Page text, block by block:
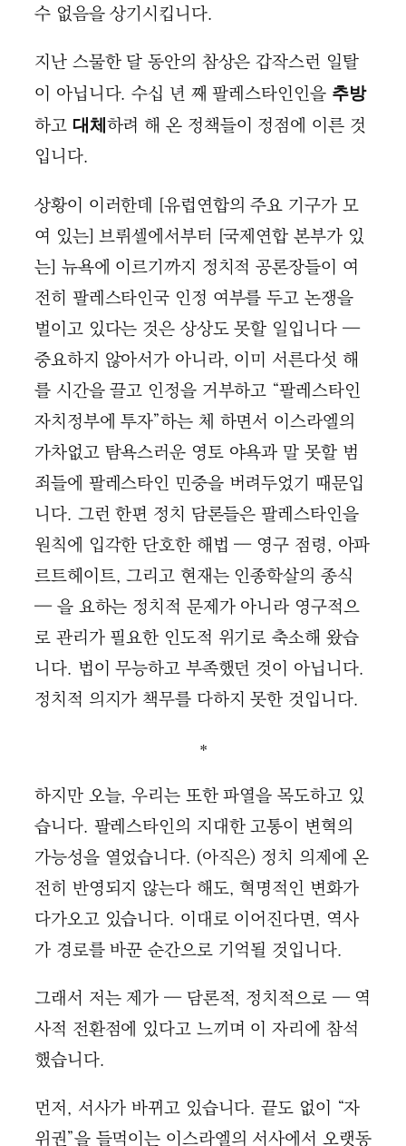
수 없음을 상기시킵니다.
지난 스물한 달 동안의 참상은 갑작스런 일탈
이 아닙니다. 수십 년 째 팔레스타인인을 추방
하고 대체 하려 해 온 정책들이 정점에 이른 것
입니다.
상황이 이러한데 [유럽연합의 주요 기구가 모
여 있는] 브뤼셀에서부터 [국제연합 본부가 있
는] 뉴욕에 이르기까지 정치적 공론장들이 여
전히 팔레스타인국 인정 여부를 두고 논쟁을
벌이고 있다는 것은 상상도 못할 일입니다 —
중요하지 않아서가 아니라, 이미 서른다섯 해
를 시간을 끌고 인정을 거부하고 “팔레스타인
자치정부에 투자”하는 체 하면서 이스라엘의
가차없고 탐욕스러운 영토 야욕과 말 못할 범
죄들에 팔레스타인 민중을 버려두었기 때문입
니다. 그런 한편 정치 담론들은 팔레스타인을
원칙에 입각한 단호한 해법 — 영구 점령, 아파
르트헤이트, 그리고 현재는 인종학살의 종식
— 을 요하는 정치적 문제가 아니라 영구적으
로 관리가 필요한 인도적 위기로 축소해 왔습
니다. 법이 무능하고 부족했던 것이 아닙니다.
정치적 의지가 책무를 다하지 못한 것입니다.
＊
하지만 오늘, 우리는 또한 파열을 목도하고 있
습니다. 팔레스타인의 지대한 고통이 변혁의
가능성을 열었습니다. (아직은) 정치 의제에 온
전히 반영되지 않는다 해도, 혁명적인 변화가
다가오고 있습니다. 이대로 이어진다면, 역사
가 경로를 바꾼 순간으로 기억될 것입니다.
그래서 저는 제가 — 담론적, 정치적으로 — 역
사적 전환점에 있다고 느끼며 이 자리에 참석
했습니다.
먼저, 서사가 바뀌고 있습니다. 끝도 없이 “자
위권”을 들먹이는 이스라엘의 서사에서 오랫동